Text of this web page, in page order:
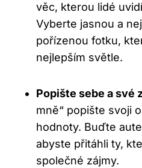
věc, kterou lidé
Vyberte jasnou a
pořízenou fotku,
nejlepším světle.
Popište sebe a své
mně“ popište svoji
hodnoty. Buďte
abyste přitáhli ty,
společné zájmy.